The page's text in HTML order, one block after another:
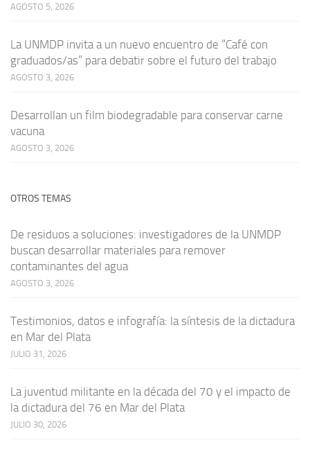
AGOSTO 5, 2026
La UNMDP invita a un nuevo encuentro de “Café con
graduados/as” para debatir sobre el futuro del trabajo
AGOSTO 3, 2026
Desarrollan un film biodegradable para conservar carne
vacuna
AGOSTO 3, 2026
OTROS TEMAS
De residuos a soluciones: investigadores de la UNMDP
buscan desarrollar materiales para remover
contaminantes del agua
AGOSTO 3, 2026
Testimonios, datos e infografía: la síntesis de la dictadura
en Mar del Plata
JULIO 31, 2026
La juventud militante en la década del 70 y el impacto de
la dictadura del 76 en Mar del Plata
JULIO 30, 2026